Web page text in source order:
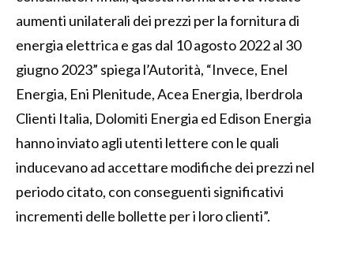
aumenti unilaterali dei prezzi per la fornitura di
energia elettrica e gas dal 10 agosto 2022 al 30
giugno 2023” spiega l’Autorità, “Invece, Enel
Energia, Eni Plenitude, Acea Energia, Iberdrola
Clienti Italia, Dolomiti Energia ed Edison Energia
hanno inviato agli utenti lettere con le quali
inducevano ad accettare modifiche dei prezzi nel
periodo citato, con conseguenti significativi
incrementi delle bollette per i loro clienti”.